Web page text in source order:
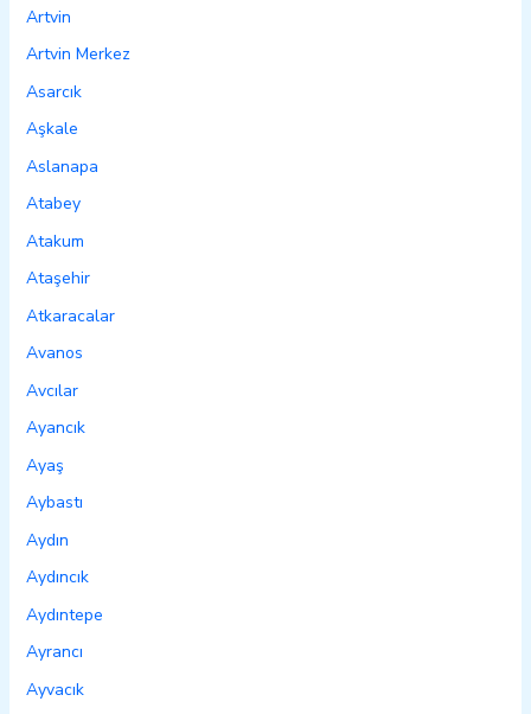
Artvin
Artvin Merkez
Asarcık
Aşkale
Aslanapa
Atabey
Atakum
Ataşehir
Atkaracalar
Avanos
Avcılar
Ayancık
Ayaş
Aybastı
Aydın
Aydıncık
Aydıntepe
Ayrancı
Ayvacık